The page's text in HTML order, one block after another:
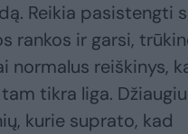
Reikia pasistengti
rankos ir garsi,
normalus reiškinys,
tikra liga.
kurie suprato, kad